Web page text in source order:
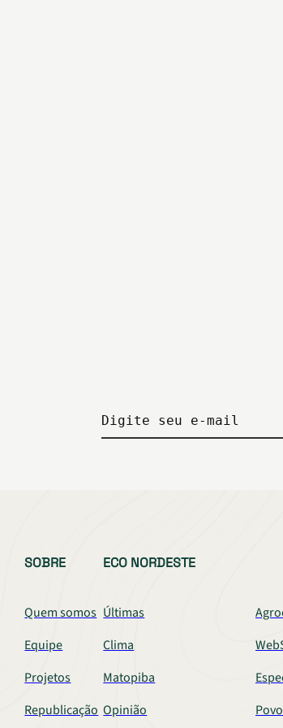
Digite seu e-mail
SOBRE
Quem somos
Equipe
Projetos
Republicação
ECO NORDESTE
Últimas
Clima
Matopiba
Opinião